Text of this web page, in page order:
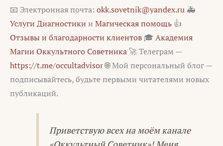
📧 Электронная почта: okk.sovetnik@yandex.ru 🚑
Услуги Диагностики и Магическая помощь 👍
Отзывы и благодарности клиентов 🎓 Академия
Магии Оккультного Советника 🚀 Телеграм —
https://t.me/occultadvisor🌐 Мой персональный блог —
подписывайтесь, будьте первыми читателями новых
публикаций.
Приветствую всех на моём канале